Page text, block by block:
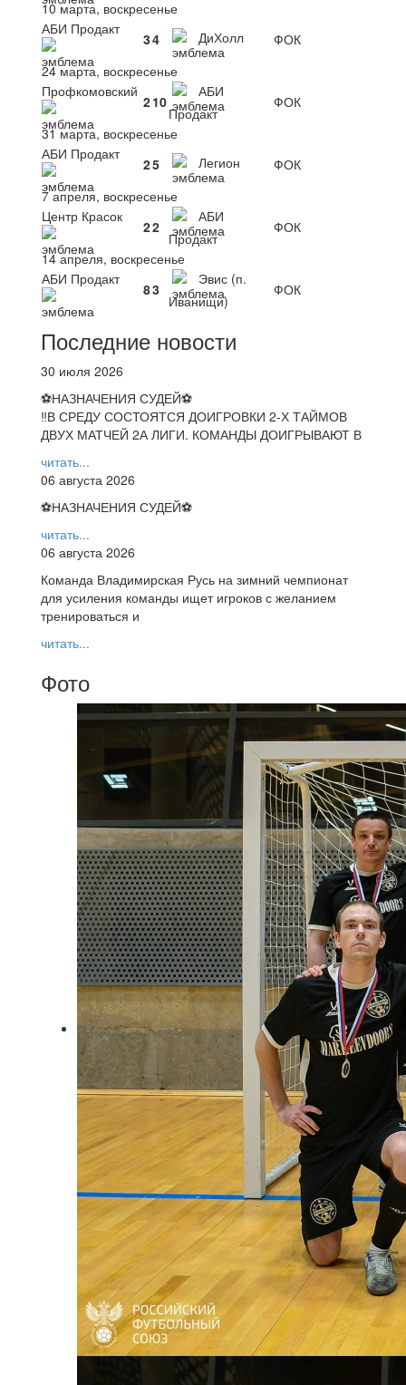
10 марта, воскресенье
АБИ Продакт
34 ДиХолл
ФОК
24 марта, воскресенье
Профкомовский
210
АБИ
Продакт
ФОК
31 марта, воскресенье
АБИ Продакт
25 Легион
ФОК
7 апреля, воскресенье
Центр Красок
22
АБИ
Продакт
ФОК
14 апреля, воскресенье
АБИ Продакт
83
Эвис (п.
Иванищи)
ФОК
Последние новости
30 июля 2026
⚽НАЗНАЧЕНИЯ СУДЕЙ⚽
‼В СРЕДУ СОСТОЯТСЯ ДОИГРОВКИ 2-Х ТАЙМОВ
ДВУХ МАТЧЕЙ 2А ЛИГИ. КОМАНДЫ ДОИГРЫВАЮТ В
читать...
06 августа 2026
⚽НАЗНАЧЕНИЯ СУДЕЙ⚽
читать...
06 августа 2026
Команда Владимирская Русь на зимний чемпионат
для усиления команды ищет игроков с желанием
тренироваться и
читать...
Фото